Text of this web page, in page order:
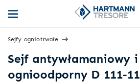
Sejfy ogniotrwałe
Sejf antywłamaniowy i
ognioodporny D 111-11